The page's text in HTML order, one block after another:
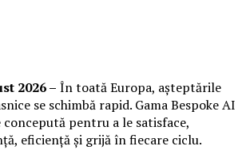
2026 – În toată Europa, așteptările
se schimbă rapid. Gama Bespoke AI
concepută pentru a le satisface,
eficiență și grijă în fiecare ciclu.